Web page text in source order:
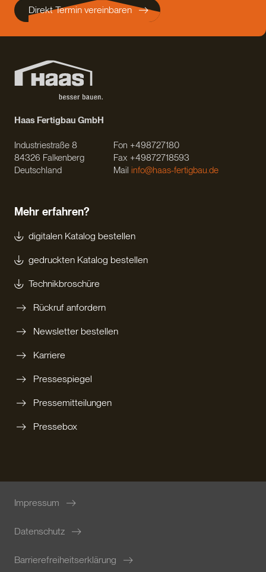
Direkt Termin vereinbaren
Haas Fertigbau GmbH
Industriestraße 8
84326 Falkenberg
Deutschland
Fon +498727180
Fax +49872718593
Mail info@haas-fertigbau.de
Mehr erfahren?
digitalen Katalog bestellen
gedruckten Katalog bestellen
Technikbroschüre
Rückruf anfordern
Newsletter bestellen
Karriere
Pressespiegel
Pressemitteilungen
Pressebox
Impressum
Datenschutz
Barrierefreiheitserklärung